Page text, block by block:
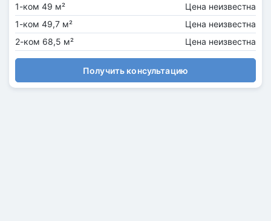
1-ком 49 м²
Цена неизвестна
1-ком 49,7 м²
Цена неизвестна
2-ком 68,5 м²
Цена неизвестна
Получить консультацию